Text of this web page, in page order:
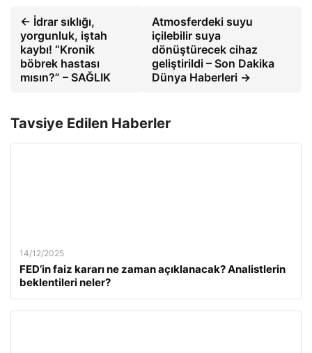
← İdrar sıklığı,
yorgunluk, iştah
kaybı! “Kronik
böbrek hastası
mısın?” – SAĞLIK
Atmosferdeki suyu
içilebilir suya
dönüştürecek cihaz
geliştirildi – Son Dakika
Dünya Haberleri →
Tavsiye Edilen Haberler
14/12/2025
FED’in faiz kararı ne zaman açıklanacak? Analistlerin
beklentileri neler?